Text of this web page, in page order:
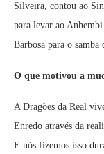
Silveira, contou ao
para levar ao
Barbosa para o samba
O que motivou a
A Dragões da Real
Enredo através da
E nós fizemos isso